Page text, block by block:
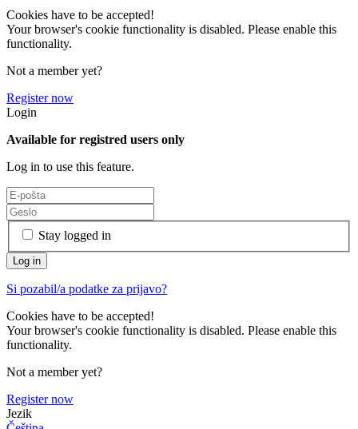
Cookies have to be accepted!
Your browser's cookie functionality is disabled. Please enable this
functionality.
Not a member yet?
Register now
Login
Available for registred users only
Log in to use this feature.
Stay logged in
Si pozabil/a podatke za prijavo?
Cookies have to be accepted!
Your browser's cookie functionality is disabled. Please enable this
functionality.
Not a member yet?
Register now
Jezik